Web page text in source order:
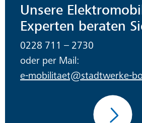
Unsere
Experten beraten
0228 711 – 2730
oder per Mail:
e-mobilitaet@stadtwerke-